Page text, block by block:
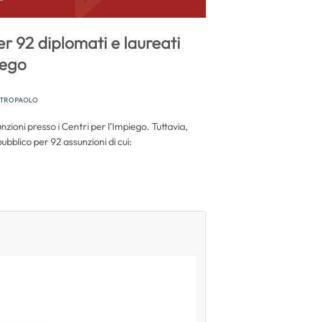
92 diplomati e laureati
presso i Centri per l’Impiego. Tuttavia,
per 92 assunzioni di cui: